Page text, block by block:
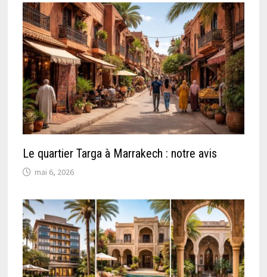
Le quartier Targa à Marrakech : notre avis
mai 6, 2026